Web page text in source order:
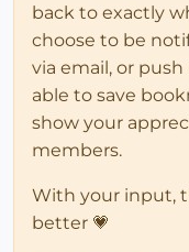
back to exactly
choose to be
via email, or
able to save
show your
members.
With your input,
better 💗